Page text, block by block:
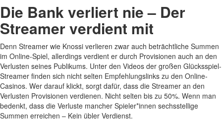
Die Bank verliert nie – Der
Streamer verdient mit
Denn Streamer wie Knossi verlieren zwar auch beträchtliche Summen
im Online-Spiel, allerdings verdient er durch Provisionen auch an den
Verlusten seines Publikums. Unter den Videos der großen Glücksspiel-
Streamer finden sich nicht selten Empfehlungslinks zu den Online-
Casinos. Wer darauf klickt, sorgt dafür, dass die Streamer an den
Verlusten Provisionen verdienen. Nicht selten bis zu 50%. Wenn man
bedenkt, dass die Verluste mancher Spieler*innen sechsstellige
Summen erreichen – Kein übler Verdienst.